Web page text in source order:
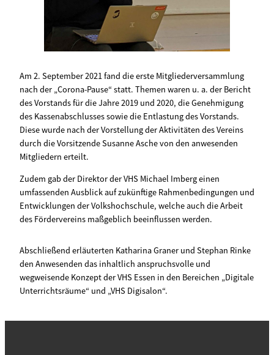
Am 2. September 2021 fand die erste Mitgliederversammlung
nach der „Corona-Pause“ statt. Themen waren u. a. der Bericht
des Vorstands für die Jahre 2019 und 2020, die Genehmigung
des Kassenabschlusses sowie die Entlastung des Vorstands.
Diese wurde nach der Vorstellung der Aktivitäten des Vereins
durch die Vorsitzende Susanne Asche von den anwesenden
Mitgliedern erteilt.
Zudem gab der Direktor der VHS Michael Imberg einen
umfassenden Ausblick auf zukünftige Rahmenbedingungen und
Entwicklungen der Volkshochschule, welche auch die Arbeit
des Fördervereins maßgeblich beeinflussen werden.
Abschließend erläuterten Katharina Graner und Stephan Rinke
den Anwesenden das inhaltlich anspruchsvolle und
wegweisende Konzept der VHS Essen in den Bereichen „Digitale
Unterrichtsräume“ und „VHS Digisalon“.